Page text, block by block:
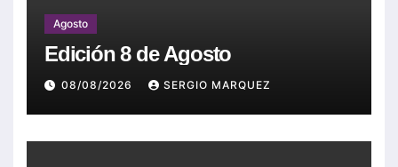
Agosto
Edición 8 de Agosto
08/08/2026 SERGIO MARQUEZ